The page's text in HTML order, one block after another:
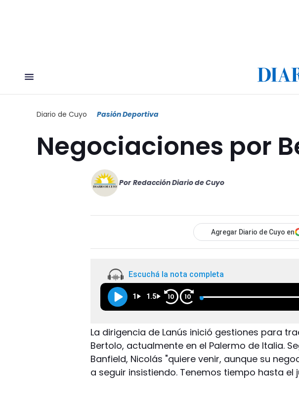
Diario de Cuyo Pasión Deportiva
Negociaciones por
Por Redacción Diario de Cuyo
Agregar Diario de Cuyo en
Escuchá la nota completa
1 1.5 10 10
La dirigencia de Lanús inició gestiones para
Bertolo, actualmente en el Palermo de Italia.
Banfield, Nicolás "quiere venir, aunque su
a seguir insistiendo. Tenemos tiempo hasta el